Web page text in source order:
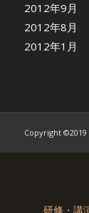
2012年9月
2012年8月
2012年1月
Copyright
研修・講